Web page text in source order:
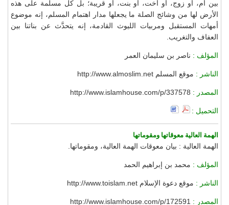
بين أم، أو زوج، أو أخت، أو بنت، أو قريبة؛ بل كل مسلمة على هذه
الأرض لها من وشائج الصلة ما يجعلها مدار اهتمام المسلم، إنه موضوع
أمهات المستقبل ومربيات الليوث القادمة، إنه يتحدَّث عن بناتنا بين
العفاف والتغريب.
المؤلف : ناصر بن سليمان العمر
الناشر : موقع المسلم http://www.almoslim.net
المصدر : http://www.islamhouse.com/p/337578
التحميل :
الهمة العالية معوقاتها ومقوماتها
الهمة العالية : بيان معوقات الهمة العالية، ومقوماتها.
المؤلف : محمد بن إبراهيم الحمد
الناشر : موقع دعوة الإسلام http://www.toislam.net
المصدر : http://www.islamhouse.com/p/172591